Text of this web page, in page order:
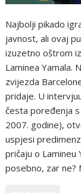
Najbolji pikado
javnost, ali ovaj
izuzetno oštrom
Laminea Yamala.
zvijezda
pridaje. U
česta poređenja
2007. godine),
uspjesi
pričaju o Lamineu
posebno, zar ne?